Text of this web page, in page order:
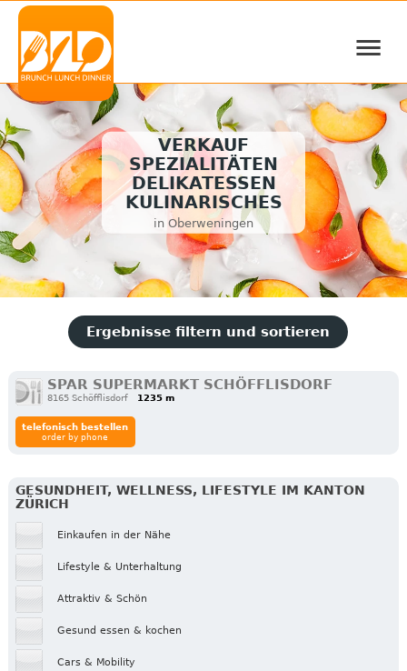
≡
VERKAUF
SPEZIALITÄTEN
DELIKATESSEN
KULINARISCHES
in Oberweningen
Ergebnisse filtern und sortieren
SPAR SUPERMARKT SCHÖFFLISDORF
8165 Schöfflisdorf 1235 m
telefonisch bestellen
order by phone
GESUNDHEIT, WELLNESS, LIFESTYLE IM KANTON
ZÜRICH
Einkaufen in der Nähe
Lifestyle & Unterhaltung
Attraktiv & Schön
Gesund essen & kochen
Cars & Mobility